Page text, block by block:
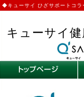
◆キューサイ ひざサポートコ
キューサイ健